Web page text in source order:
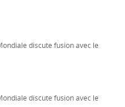
discute fusion avec le
discute fusion avec le